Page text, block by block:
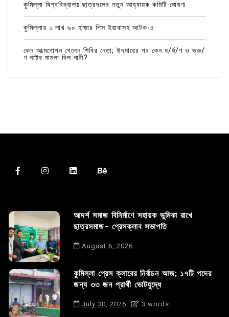
কুমিল্লা বিশ্ববিদ্যালয় ছাত্রদলের নতুন আহ্বায়ক কমিটি ঘোষণা
কুমিল্লায় ১ লাখ ৬০ হাজার পিস ইয়াবাসহ আটক-৫
কেন আত্মগোপন গেলেন শিবির নেতা; উদ্ধারের পর কেন ধ/র্ষ/ণ ও ভ্রু/
ণ নষ্টের মামলা দিল নারী?
আদর্শ সমাজ বিনির্মাণে সহায়ক ভুমিকা রাখে
ছাত্রসমাজ- প্রেসক্লাব সভাপতি
August 6, 2026
কুমিল্লা প্রেস ক্লাবের নির্বাচন আজ; ১৭টি পদের
জন্য ৩৩ জন প্রার্থী ভোটযুদ্ধে
July 30, 2026 3 words